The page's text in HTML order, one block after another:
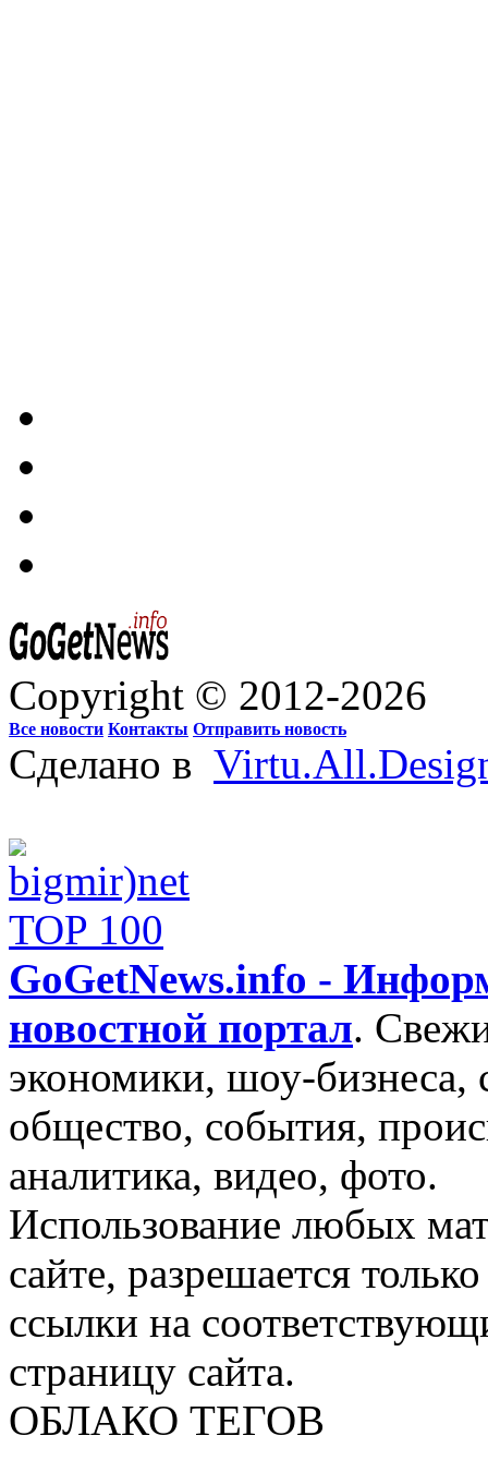
Copyright © 2012-2026
Все новости Контакты Отправить новость
Сделано в
GoGetNews.info -
новостной портал.
экономики, шоу-бизнеса,
общество, события,
аналитика, видео, фото.
Использование любых
сайте, разрешается
ссылки на
страницу сайта.
ОБЛАКО ТЕГОВ